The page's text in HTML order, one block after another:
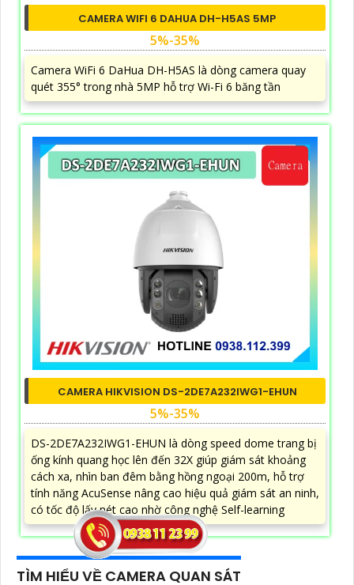
CAMERA WIFI 6 DAHUA DH-H5AS 5MP
5%-35%
Camera WiFi 6 DaHua DH-H5AS là dòng camera quay
quét 355° trong nhà 5MP hỗ trợ Wi-Fi 6 băng tần
CAMERA HIKVISION DS-2DE7A232IWG1-EHUN
5%-35%
DS-2DE7A232IWG1-EHUN là dòng speed dome trang bị
ống kính quang học lên đến 32X giúp giám sát khoảng
cách xa, nhìn ban đêm bằng hồng ngoại 200m, hỗ trợ
tính năng AcuSense nâng cao hiệu quả giám sát an ninh,
có tốc độ lấy nét cao nhờ công nghệ Self-learning
TÌM HIỂU VỀ CAMERA QUAN SÁT